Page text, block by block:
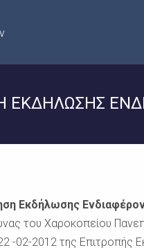
Εκδήλωσης
του Χαροκοπείου
-02-2012 της Επιτροπής